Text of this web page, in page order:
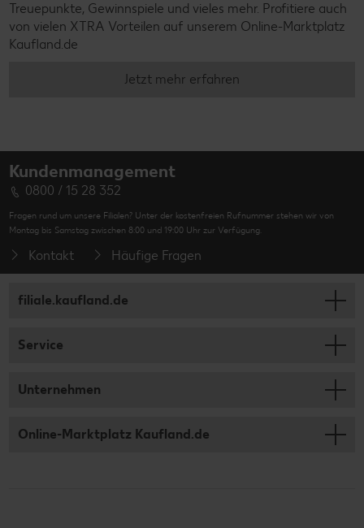
Treuepunkte, Gewinnspiele und vieles mehr. Profitiere auch
von vielen XTRA Vorteilen auf unserem Online-Marktplatz
Kaufland.de
Jetzt mehr erfahren
Kundenmanagement
0800 / 15 28 352
Fragen rund um unsere Filialen? Unter der kostenfreien Rufnummer stehen wir von
Montag bis Samstag zwischen 8:00 und 19:00 Uhr zur Verfügung.
Kontakt Häufige Fragen
filiale.kaufland.de
Service
Unternehmen
Online-Marktplatz Kaufland.de